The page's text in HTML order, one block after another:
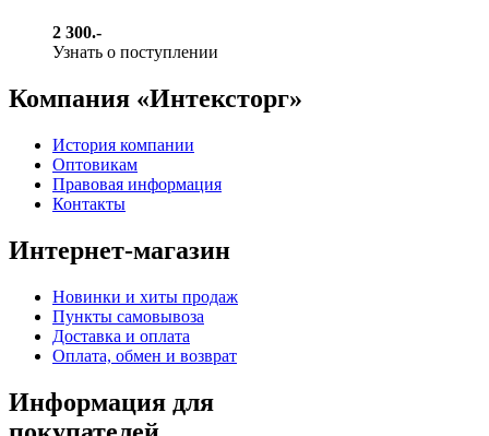
2 300.-
Узнать о поступлении
Компания «Интексторг»
История компании
Оптовикам
Правовая информация
Контакты
Интернет-магазин
Новинки и хиты продаж
Пункты самовывоза
Доставка и оплата
Оплата, обмен и возврат
Информация для